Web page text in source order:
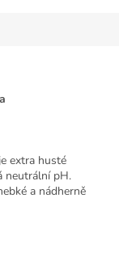
extra husté
neutrální pH.
a nádherně